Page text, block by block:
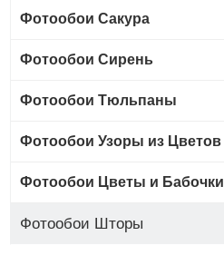
Фотообои Сакура
Фотообои Сирень
Фотообои Тюльпаны
Фотообои Узоры из Цветов
Фотообои Цветы и Бабочки
Фотообои Шторы